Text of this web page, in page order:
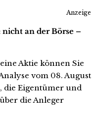
Anzeige
an der Börse –
Aktie können Sie
vom 08. August
die Eigentümer und
die Anleger